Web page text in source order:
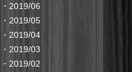
・ 2019/06
・ 2019/05
・ 2019/04
・ 2019/03
・ 2019/02